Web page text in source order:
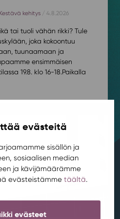
evästeitä
sisällön ja
sosiaalisen median
ja kävijämäärämme
evästeistämme täältä.
evästeet
Kestävä kehitys/ 4.8.2026
tai tuoli vähän rikki? Tule
joka kokoontuu
tuunaamaan ja
ensimmäisen
19.8. klo 16-18.⁠⁠Paikalla